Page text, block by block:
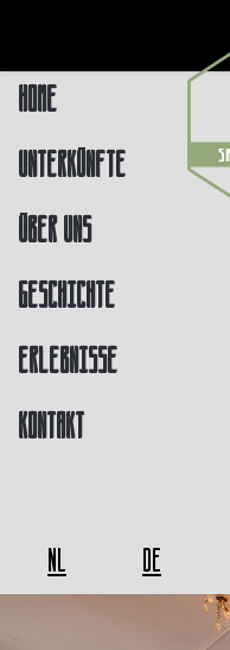
Home
Unterkünfte
Über uns
Geschichte
Erlebnisse
Kontakt
NL DE